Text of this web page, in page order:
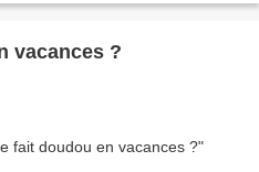
vacances ?